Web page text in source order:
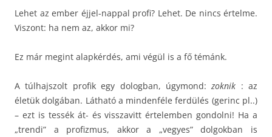
Lehet az ember éjjel-nappal profi? Lehet. De nincs értelme.
Viszont: ha nem az, akkor mi?
Ez már megint alapkérdés, ami végül is a fő témánk.
A túlhajszolt profik egy dologban, úgymond:zoknik : az
életük dolgában. Látható a mindenféle ferdülés (gerinc pl..)
– ezt is tessék át- és visszavitt értelemben gondolni! Ha a
„trendi” a profizmus, akkor a „vegyes” dolgokban is